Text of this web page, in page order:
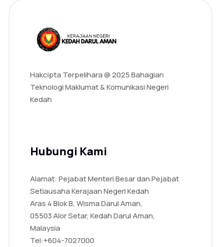
Hakcipta Terpelihara @ 2025 Bahagian
Teknologi Maklumat & Komunikasi Negeri
Kedah
Hubungi Kami
Alamat: Pejabat Menteri Besar dan Pejabat
Setiausaha Kerajaan Negeri Kedah
Aras 4 Blok B, Wisma Darul Aman,
05503 Alor Setar, Kedah Darul Aman,
Malaysia
Tel:+604-7027000